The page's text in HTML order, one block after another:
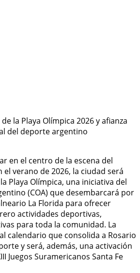
en el centro de la escena del
el verano de 2026, la ciudad será
Playa Olímpica, una iniciativa del
(COA) que desembarcará por
La Florida para ofrecer
actividades deportivas,
para toda la comunidad. La
calendario que consolida a Rosario
y será, además, una activación
Juegos Suramericanos Santa Fe